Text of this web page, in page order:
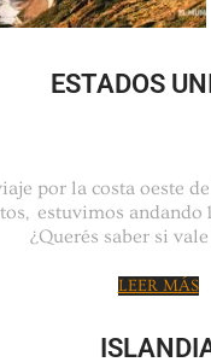
ESTADOS
por la costa oeste
estuvimos andando
¿Querés saber si
LEER MÁS